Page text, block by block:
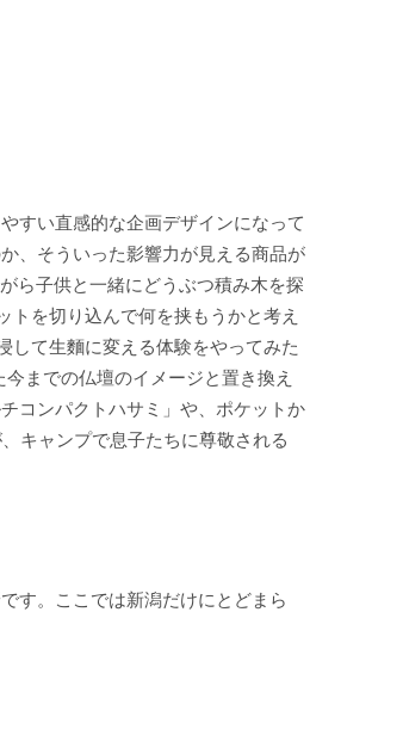
すい直感的な企画デザインになって
、そういった影響力が見える商品が
ら子供と一緒にどうぶつ積み木を探
を切り込んで何を挟もうかと考え
して生麵に変える体験をやってみた
までの仏壇のイメージと置き換え
コンパクトハサミ」や、ポケットか
キャンプで息子たちに尊敬される
す。ここでは新潟だけにとどまら